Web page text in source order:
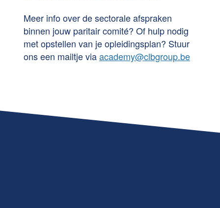
Meer info over de sectorale afspraken
binnen jouw paritair comité? Of hulp nodig
met opstellen van je opleidingsplan? Stuur
ons een mailtje viaacademy@clbgroup.be